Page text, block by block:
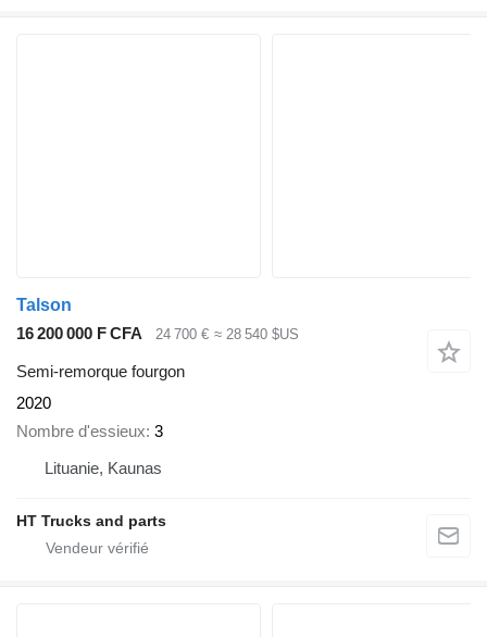
Talson
16 200 000 F CFA
24 700 € ≈ 28 540 $US
Semi-remorque fourgon
2020
Nombre d'essieux 3
Lituanie, Kaunas
HT Trucks and parts